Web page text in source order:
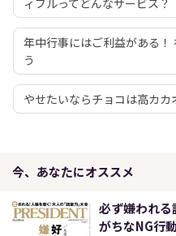
ィブルってどんなサービス？
年中行事にはご利益がある
う
やせたいならチョコは高カカ
今、あなたにオススメ
必ず嫌われ
がちなNG行動